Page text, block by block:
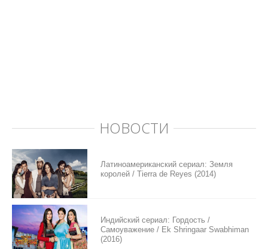
НОВОСТИ
Латиноамериканский сериал: Земля
королей / Tierra de Reyes (2014)
Индийский сериал: Гордость /
Самоуважение / Ek Shringaar Swabhiman
(2016)